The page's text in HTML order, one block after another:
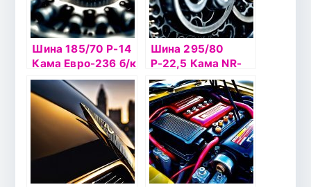
Шина 185/70 Р-14
Кама Евро-236 б/к
НкШЗ
Шина 295/80
Р-22,5 Кама NR-
202